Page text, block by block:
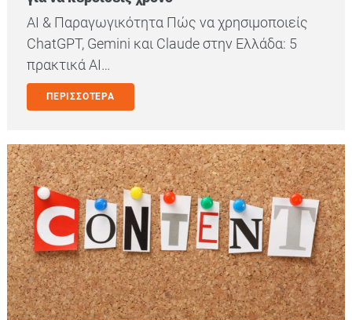
AI & Παραγωγικότητα Πώς να χρησιμοποιείς
ChatGPT, Gemini και Claude στην Ελλάδα: 5
πρακτικά AI…
ΠΕΡΙΣΣΟΤΕΡΑ